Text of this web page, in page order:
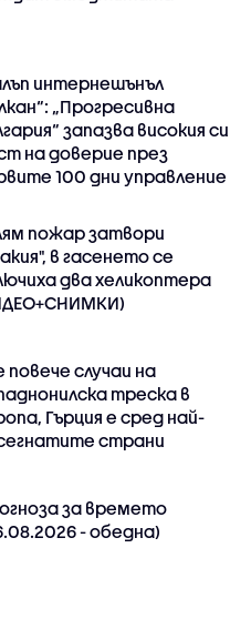
интернешънъл
„Прогресивна
запазва високия си
на доверие през
100 дни управление
пожар затвори
в гасенето се
два хеликоптера
повече случаи на
треска в
Гърция е сред най-
страни
за времето
- обедна)